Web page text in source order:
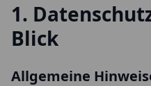
1.
Blick
Allgemeine